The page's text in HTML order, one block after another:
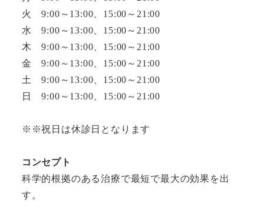
火 9:00～13:00、15:00～21:00
水 9:00～13:00、15:00～21:00
木 9:00～13:00、15:00～21:00
金 9:00～13:00、15:00～21:00
土 9:00～13:00、15:00～21:00
日 9:00～13:00、15:00～21:00
※※祝日は休診日となります
コンセプト
科学的根拠のある治療で最短で最大の効果を出
す。